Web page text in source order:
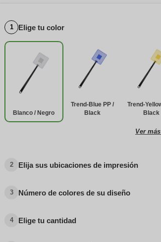
1 Elige tu color
Blanco / Negro
Trend-Blue PP /
Black
Trend-
Black
Ver
2 Elija sus ubicaciones de impresión
3 Número de colores de su diseño
4 Elige tu cantidad